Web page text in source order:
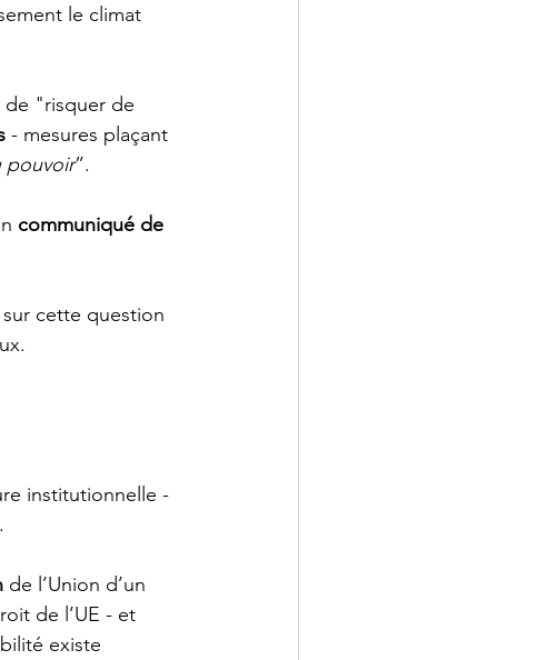
le climat
de "risquer de
- mesures plaçant
pouvoir”.
communiqué de
cette question
institutionnelle -
de l’Union d’un
de l’UE - et
existe